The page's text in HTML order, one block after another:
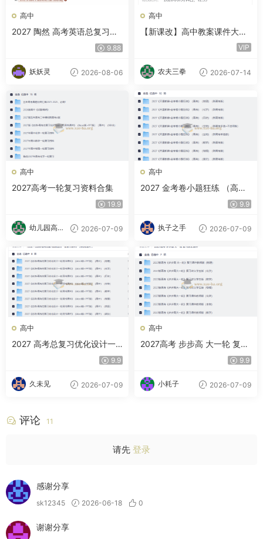
高中
2027 陶然 高考英语总复习听
9.88
妖妖灵 2026-08-06
高中
【新课改】高中教案课件大合
VIP
农夫三拳 2026-07-14
高中
2027高考一轮复习资料合集
19.9
幼儿园高材
2026-07-09
高中
2027 金考卷小题狂练 （高
考）（9科全）（新高考版）9.9
执子之手 2026-07-09
高中
2027 高考总复习优化设计一
轮用书课件 （Word版+PPT9.9
久未见 2026-07-09
高中
2027高考 步步高 大一轮 复习
9.9
小耗子 2026-07-09
评论 11
请先 登录
感谢分享
sk12345 2026-06-18 0
谢谢分享